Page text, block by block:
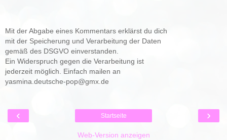
Mit der Abgabe eines Kommentars erklärst du dich
mit der Speicherung und Verarbeitung der Daten
gemäß des DSGVO einverstanden.
Ein Widerspruch gegen die Verarbeitung ist
jederzeit möglich. Einfach mailen an
yasmina.deutsche-pop@gmx.de
‹ ›
Startseite
Web-Version anzeigen